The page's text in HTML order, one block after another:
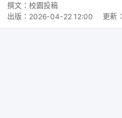
撰文： 校園投稿
出版： 2026-04-22 12:00 更新：